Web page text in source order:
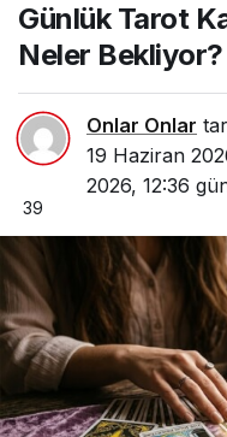
Günlük Tarot
Neler Bekliyor?
Onlar Onlar
19 Haziran
2026, 12:36
39